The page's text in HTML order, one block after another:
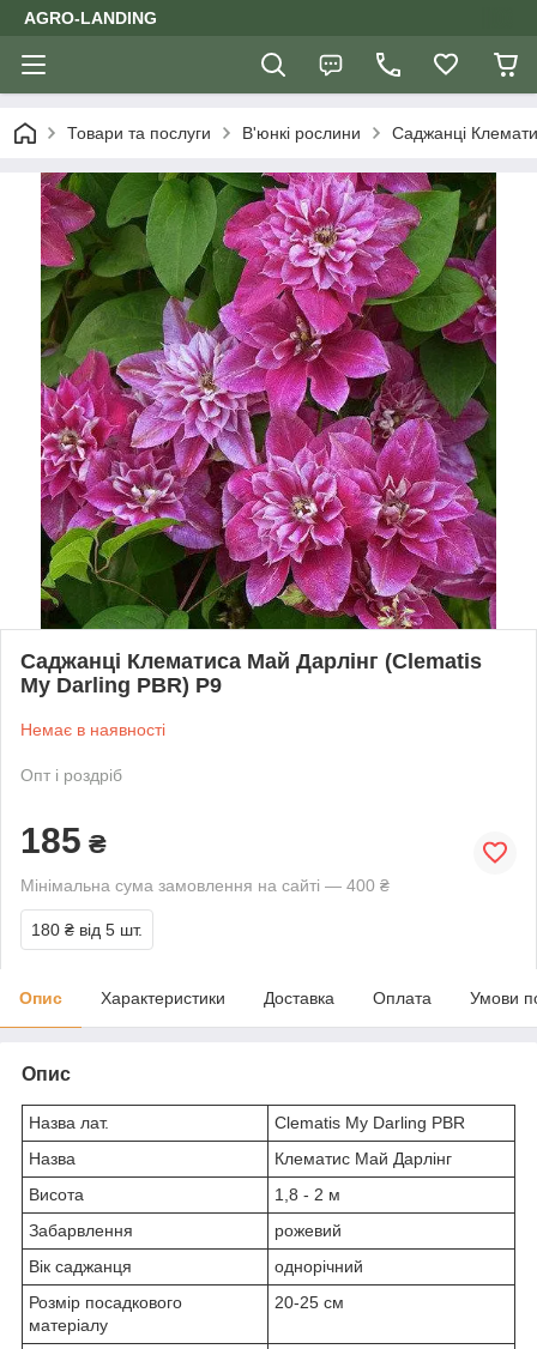
AGRO-LANDING
Товари та послуги В'юнкі рослини Саджанці
Саджанці Клематиса Май Дарлінг (Clematis
My Darling PBR) Р9
Немає в наявності
Опт і роздріб
185 ₴
Мінімальна сума замовлення на сайті — 400 ₴
180 ₴ від 5 шт.
Опис Характеристики Доставка Оплата Умови
Опис
Назва лат.
Clematis My Darling PBR
Назва
Клематис Май Дарлінг
Висота
1,8 - 2 м
Забарвлення
рожевий
Вік саджанця
однорічний
Розмір посадкового
матеріалу
20-25 см